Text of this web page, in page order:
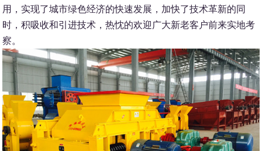
用，实现了城市绿色经济的快速发展，加快了技术革新的同
时，积吸收和引进技术，热忱的欢迎广大新老客户前来实地考
察。